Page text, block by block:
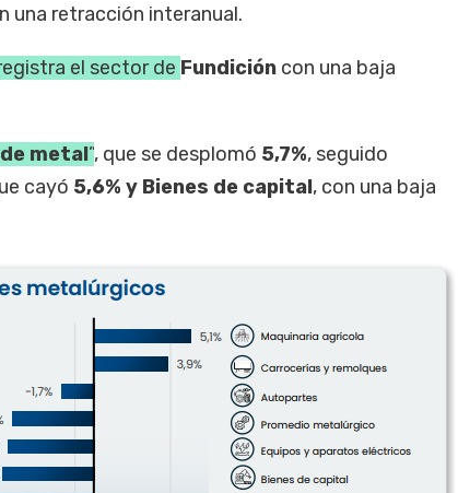
una retracción interanual.
el sector de Fundición con una baja
metal”, que se desplomó 5,7%, seguido
cayó 5,6% y Bienes de capital, con una baja